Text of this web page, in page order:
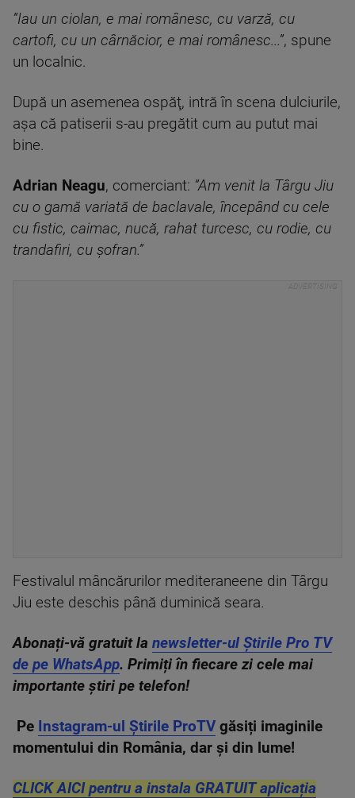
”Iau un ciolan, e mai românesc, cu varză, cu
cartofi, cu un cârnăcior, e mai românesc...”, spune
un localnic.
După un asemenea ospăţ, intră în scena dulciurile,
aşa că patiserii s-au pregătit cum au putut mai
bine.
Adrian Neagu, comerciant: ”Am venit la Târgu Jiu
cu o gamă variată de baclavale, începând cu cele
cu fistic, caimac, nucă, rahat turcesc, cu rodie, cu
trandafiri, cu şofran.”
Festivalul mâncărurilor mediteraneene din Târgu
Jiu este deschis până duminică seara.
Abonați-vă gratuit la newsletter-ul Știrile Pro TV
de pe WhatsApp. Primiți în fiecare zi cele mai
importante știri pe telefon!
Pe Instagram-ul Știrile ProTV găsiți imaginile
momentului din România, dar și din lume!
CLICK AICI pentru a instala GRATUIT aplicația